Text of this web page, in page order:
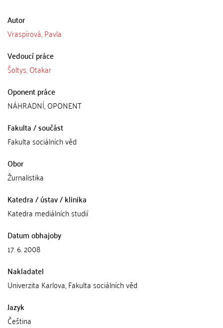
Autor
Vraspírová, Pavla
Vedoucí práce
Šoltys, Otakar
Oponent práce
NÁHRADNÍ, OPONENT
Fakulta / součást
Fakulta sociálních věd
Obor
Žurnalistika
Katedra / ústav / klinika
Katedra mediálních studií
Datum obhajoby
17. 6. 2008
Nakladatel
Univerzita Karlova, Fakulta sociálních věd
Jazyk
Čeština